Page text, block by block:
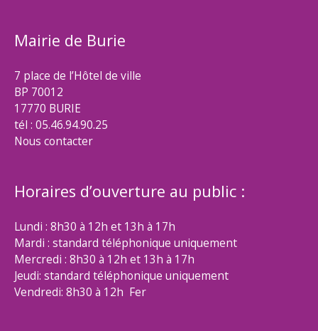
Mairie de Burie
7 place de l’Hôtel de ville
BP 70012
17770 BURIE
tél : 05.46.94.90.25
Nous contacter
Horaires d’ouverture au public :
Lundi : 8h30 à 12h et 13h à 17h
Mardi : standard téléphonique uniquement
Mercredi : 8h30 à 12h et 13h à 17h
Jeudi: standard téléphonique uniquement
Vendredi: 8h30 à 12h Fer